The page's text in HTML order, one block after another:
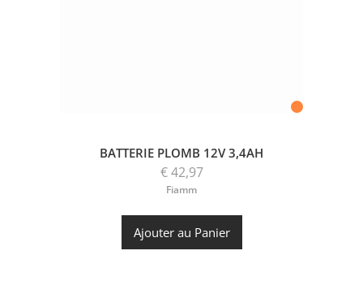
BATTERIE PLOMB 12V 3,4AH
€ 42,97
Fiamm
Ajouter au Panier